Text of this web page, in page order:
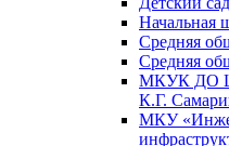
Начальная
Средняя
Средняя
МКУК ДО
К.Г.
МКУ